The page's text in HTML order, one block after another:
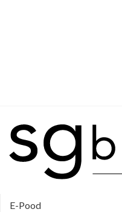
E-Pood